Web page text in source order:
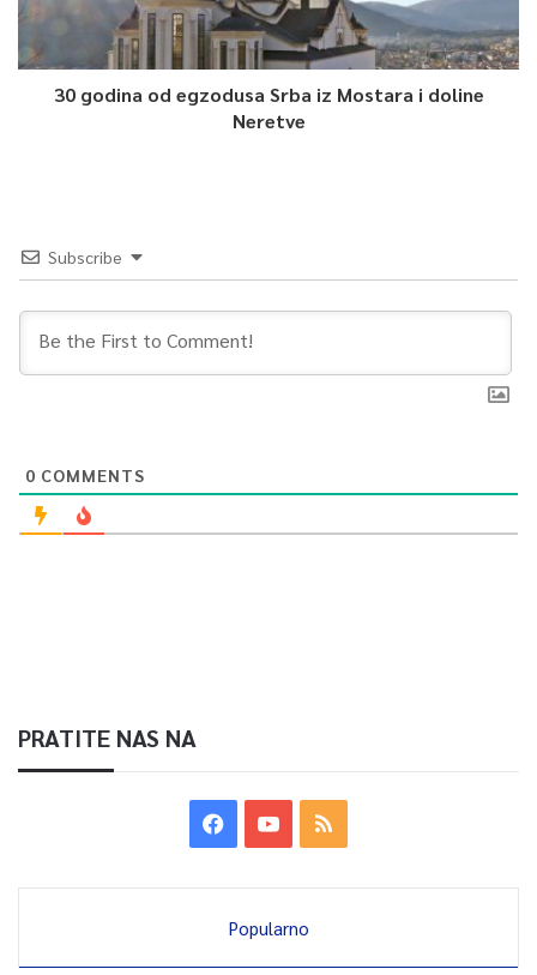
30 godina od egzodusa Srba iz Mostara i doline
Neretve
Subscribe
0 COMMENTS
PRATITE NAS NA
Popularno